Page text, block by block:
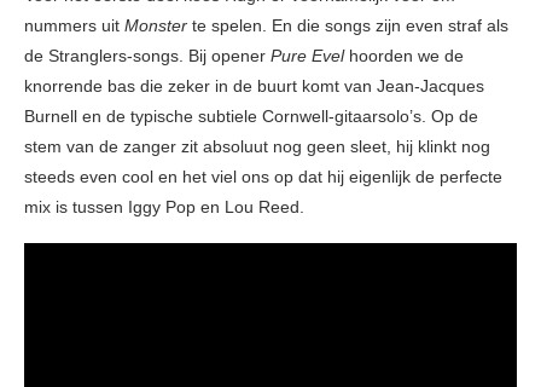
nummers uit Monster te spelen. En die songs zijn even straf als
de Stranglers-songs. Bij opener Pure Evelhoorden we de
knorrende bas die zeker in de buurt komt van Jean-Jacques
Burnell en de typische subtiele Cornwell-gitaarsolo’s. Op de
stem van de zanger zit absoluut nog geen sleet, hij klinkt nog
steeds even cool en het viel ons op dat hij eigenlijk de perfecte
mix is tussen Iggy Pop en Lou Reed.